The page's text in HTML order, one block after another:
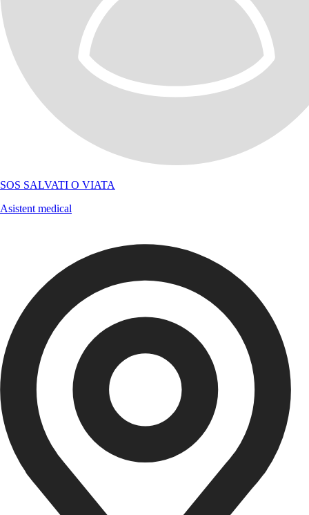
SOS SALVATI O VIATA
Asistent medical